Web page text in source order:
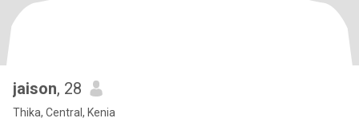
jaison, 28
Thika, Central, Kenia